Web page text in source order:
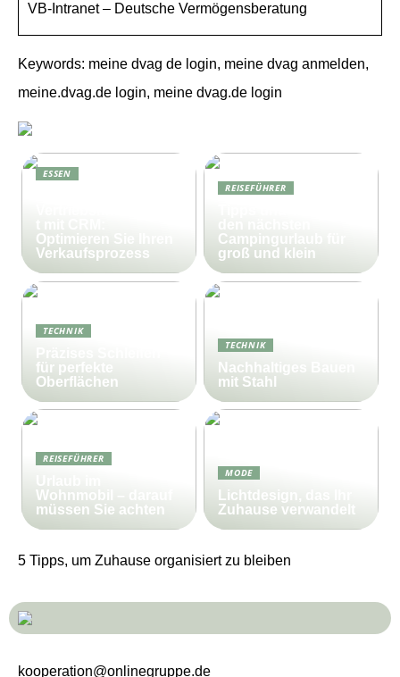
VB-Intranet – Deutsche Vermögensberatung
Keywords: meine dvag de login, meine dvag anmelden,
meine.dvag.de login, meine dvag.de login
ESSEN
Optimieren Sie Ihren
Verkaufsprozess
REISEFÜHRER
Campingurlaub für
groß und klein
TECHNIK
für perfekte
Oberflächen
TECHNIK
Nachhaltiges Bauen
mit Stahl
REISEFÜHRER
Wohnmobil – darauf
müssen Sie achten
MODE
Lichtdesign, das Ihr
Zuhause verwandelt
5 Tipps, um Zuhause organisiert zu bleiben
kooperation@onlinegruppe.de